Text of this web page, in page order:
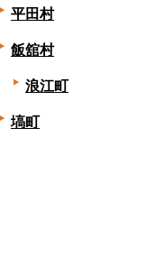
平田村
飯舘村
浪江町
塙町